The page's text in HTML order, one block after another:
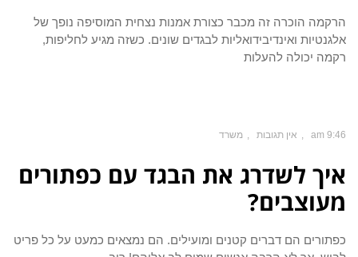
הרקמה הוכרה זה מכבר כצורת אמנות נצחית המוסיפה נופך של
אלגנטיות ואינדיבידואליות לבגדים שונים. כשזה מגיע לחליפות,
רקמה יכולה להעלות
9:46 am אין תגובות משרד
איך לשדרג את הבגד עם כפתורים
מעוצבים?
כפתורים הם דברים קטנים ומועילים. הם נמצאים כמעט על כל פריט